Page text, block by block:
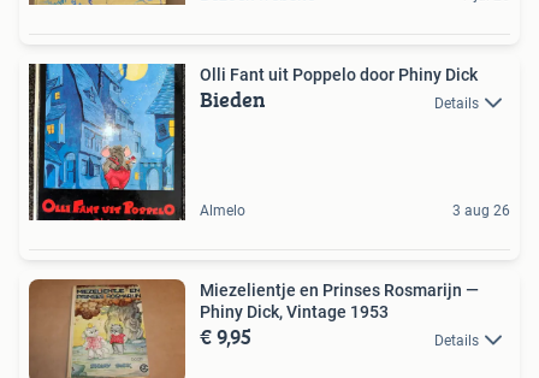
Olli Fant uit Poppelo door Phiny Dick
Bieden Details
Almelo 3 aug 26
Miezelientje en Prinses Rosmarijn —
Phiny Dick, Vintage 1953
€ 9,95 Details